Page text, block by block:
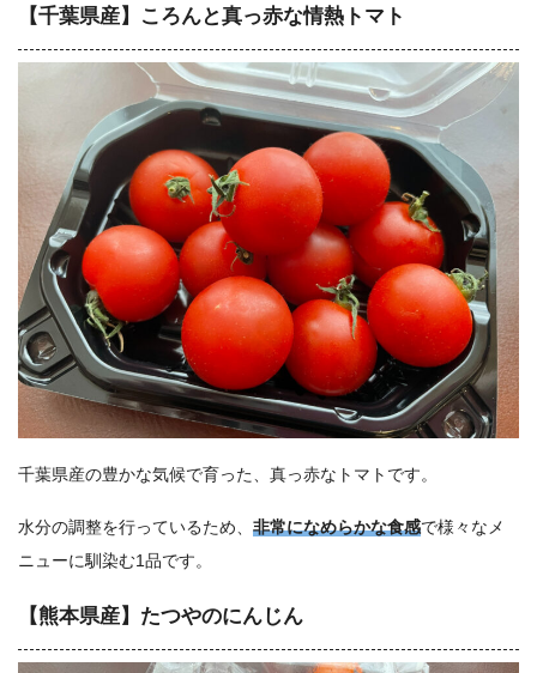
【千葉県産】ころんと真っ赤な情熱トマト
千葉県産の豊かな気候で育った、真っ赤なトマトです。
水分の調整を行っているため、 非常になめらかな食感で様々なメ
ニューに馴染む1品です。
【熊本県産】たつやのにんじん